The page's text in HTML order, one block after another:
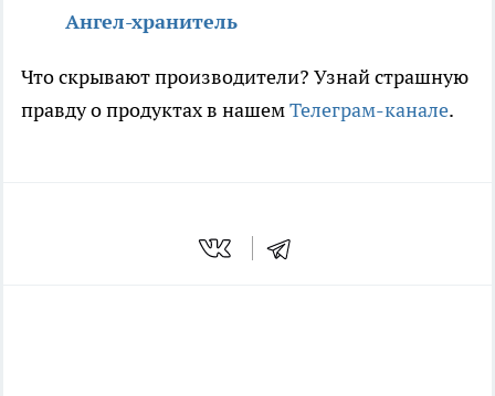
Ангел-хранитель
Что скрывают производители? Узнай страшную
правду о продуктах в нашемТелеграм-канале.